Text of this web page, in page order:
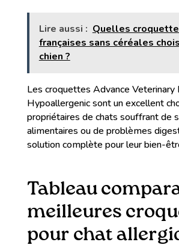
Lire aussi : Quelles
françaises sans céréales
chien ?
Les croquettes Advance Veterinary
Hypoallergenic sont un excellent
propriétaires de chats souffrant de
alimentaires ou de problèmes
solution complète pour leur bien-
Tableau
meilleures
pour chat